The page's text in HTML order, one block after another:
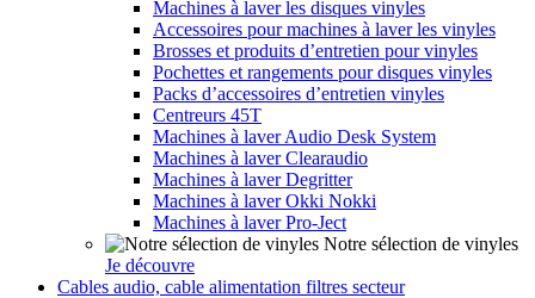
Machines à laver les disques vinyles
Accessoires pour machines à laver les vinyles
Brosses et produits d’entretien pour vinyles
Pochettes et rangements pour disques vinyles
Packs d’accessoires d’entretien vinyles
Centreurs 45T
Machines à laver Audio Desk System
Machines à laver Clearaudio
Machines à laver Degritter
Machines à laver Okki Nokki
Machines à laver Pro-Ject
Notre sélection de vinyles
Je découvre
Cables audio, cable alimentation filtres secteur